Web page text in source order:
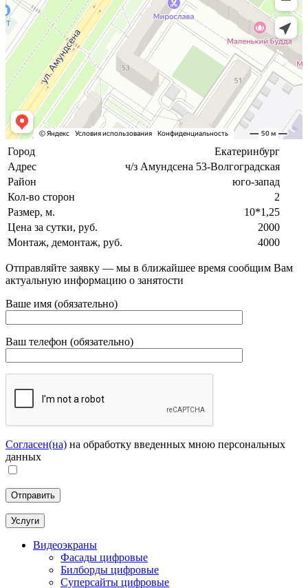
Город
Екатеринбург
Адрес
ч/з Амундсена 53-Волгоградская
Район
юго-запад
Кол-во сторон
2
Размер, м.
10*1,25
Цена за сутки, руб.
2000
Монтаж, демонтаж, руб.
4000
Отправляйте заявку — мы в ближайшее время сообщим Вам
актуальную информацию о занятости
Ваше имя (обязательно)
Ваш телефон (обязательно)
Согласен(на) на обработку введенных мною персональных
данных
Услуги
Видеоэкраны
Фасады цифровые
Билборды цифровые
Суперсайты цифровые